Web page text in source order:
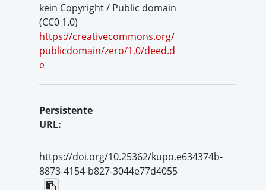
kein Copyright / Public domain
(CC0 1.0)
https://creativecommons.org/
publicdomain/zero/1.0/deed.d
e
Persistente
URL:
https://doi.org/10.25362/kupo.e634374b-
8873-4154-b827-3044e77d4055